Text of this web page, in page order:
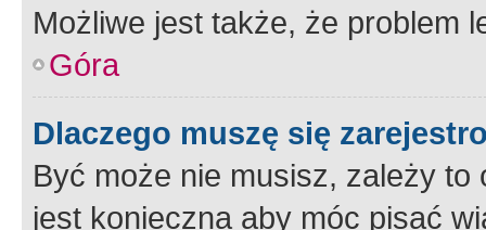
Możliwe jest także, że problem
Góra
Dlaczego muszę się
Być może nie musisz, zależy
jest konieczna aby móc pisać